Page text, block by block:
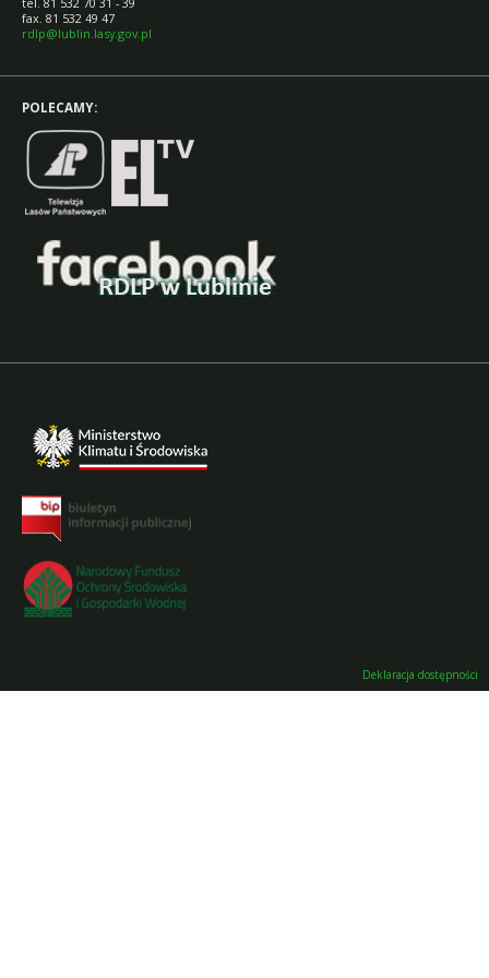
fax. 81 532 49 47
rdlp@lublin.lasy.gov.pl
POLECAMY:
Deklaracja dostępności